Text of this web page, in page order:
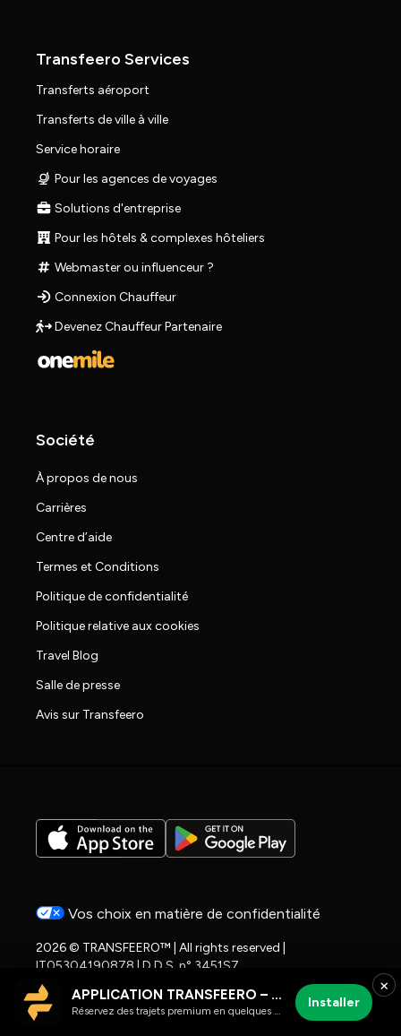
Transfeero Services
Transferts aéroport
Transferts de ville à ville
Service horaire
Pour les agences de voyages
Solutions d'entreprise
Pour les hôtels & complexes hôteliers
Webmaster ou influenceur ?
Connexion Chauffeur
Devenez Chauffeur Partenaire
Société
À propos de nous
Carrières
Centre d’aide
Termes et Conditions
Politique de confidentialité
Politique relative aux cookies
Travel Blog
Salle de presse
Avis sur Transfeero
Vos choix en matière de confidentialité
2026 © TRANSFEERO™ | All rights reserved |
IT05304190878 | D.D.S. n° 3451S7
×
APPLICATION TRANSFEERO – chauffeur et trajets aéroport
Réservez des trajets premium en quelques clics
Installer